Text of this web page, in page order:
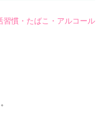
習慣・たばこ・アルコール